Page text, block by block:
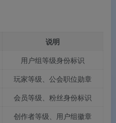
说明
用户组等级身份标识
玩家等级、公会职位勋章
会员等级、粉丝身份标识
创作者等级、用户组徽章